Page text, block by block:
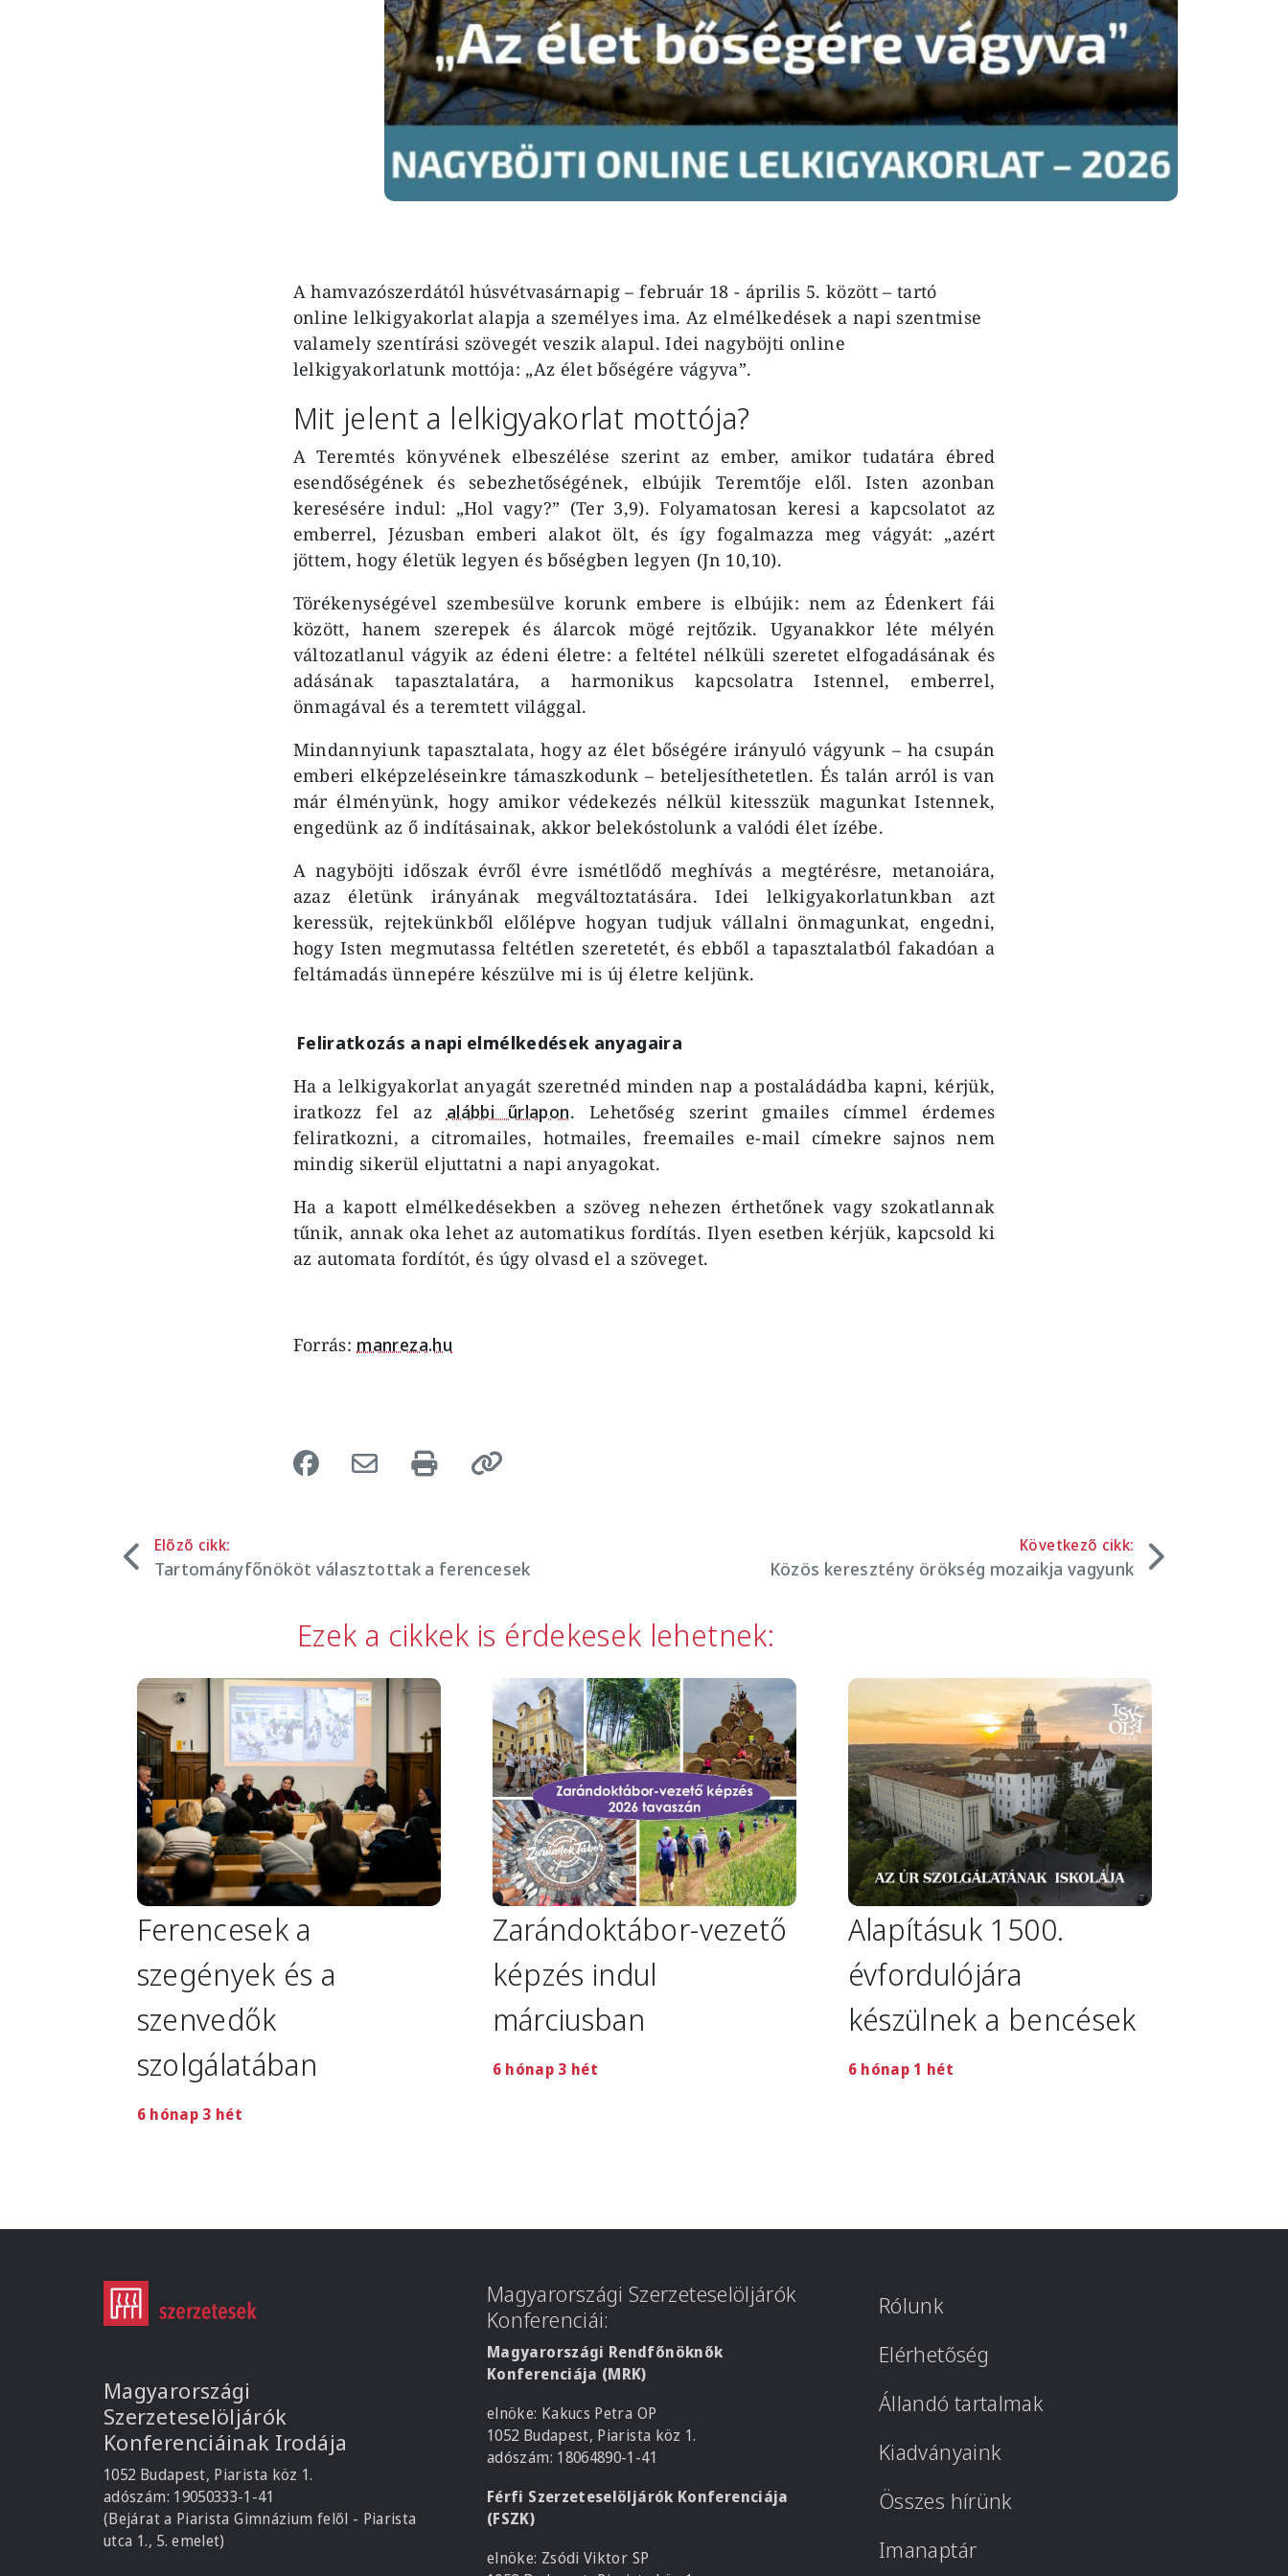
A hamvazószerdától húsvétvasárnapig – február 18 - április 5. között – tartó
online lelkigyakorlat alapja a személyes ima. Az elmélkedések a napi szentmise
valamely szentírási szövegét veszik alapul. Idei nagyböjti online
lelkigyakorlatunk mottója: „Az élet bőségére vágyva”.
Mit jelent a lelkigyakorlat mottója?
A Teremtés könyvének elbeszélése szerint az ember, amikor tudatára ébred
esendőségének és sebezhetőségének, elbújik Teremtője elől. Isten azonban
keresésére indul: „Hol vagy?” (Ter 3,9). Folyamatosan keresi a kapcsolatot az
emberrel, Jézusban emberi alakot ölt, és így fogalmazza meg vágyát: „azért
jöttem, hogy életük legyen és bőségben legyen (Jn 10,10).
Törékenységével szembesülve korunk embere is elbújik: nem az Édenkert fái
között, hanem szerepek és álarcok mögé rejtőzik. Ugyanakkor léte mélyén
változatlanul vágyik az édeni életre: a feltétel nélküli szeretet elfogadásának és
adásának tapasztalatára, a harmonikus kapcsolatra Istennel, emberrel,
önmagával és a teremtett világgal.
Mindannyiunk tapasztalata, hogy az élet bőségére irányuló vágyunk – ha csupán
emberi elképzeléseinkre támaszkodunk – beteljesíthetetlen. És talán arról is van
már élményünk, hogy amikor védekezés nélkül kitesszük magunkat Istennek,
engedünk az ő indításainak, akkor belekóstolunk a valódi élet ízébe.
A nagyböjti időszak évről évre ismétlődő meghívás a megtérésre, metanoiára,
azaz életünk irányának megváltoztatására. Idei lelkigyakorlatunkban azt
keressük, rejtekünkből előlépve hogyan tudjuk vállalni önmagunkat, engedni,
hogy Isten megmutassa feltétlen szeretetét, és ebből a tapasztalatból fakadóan a
feltámadás ünnepére készülve mi is új életre keljünk.
Feliratkozás a napi elmélkedések anyagaira
Ha a lelkigyakorlat anyagát szeretnéd minden nap a postaládádba kapni, kérjük,
iratkozz fel az alábbi űrlapon. Lehetőség szerint gmailes címmel érdemes
feliratkozni, a citromailes, hotmailes, freemailes e-mail címekre sajnos nem
mindig sikerül eljuttatni a napi anyagokat.
Ha a kapott elmélkedésekben a szöveg nehezen érthetőnek vagy szokatlannak
tűnik, annak oka lehet az automatikus fordítás. Ilyen esetben kérjük, kapcsold ki
az automata fordítót, és úgy olvasd el a szöveget.
Forrás: manreza.hu
Előző cikk:
Tartományfőnököt választottak a ferencesek
Következő cikk:
Közös keresztény örökség mozaikja vagyunk
Ezek a cikkek is érdekesek lehetnek:
Image
Ferencesek a
szegények és a
szenvedők
szolgálatában
6 hónap 3 hét
Image
Zarándoktábor-vezető
képzés indul
márciusban
6 hónap 3 hét
Image
Alapításuk 1500.
évfordulójára
készülnek a bencések
6 hónap 1 hét
Magyarországi
Szerzeteselöljárók
Konferenciáinak Irodája
1052 Budapest, Piarista köz 1.
adószám: 19050333-1-41
(Bejárat a Piarista Gimnázium felől - Piarista
utca 1., 5. emelet)
Magyarországi Szerzeteselöljárók
Konferenciái:
Magyarországi Rendfőnöknők
Konferenciája (MRK)
elnöke: Kakucs Petra OP
1052 Budapest, Piarista köz 1.
adószám: 18064890-1-41
Férfi Szerzeteselöljárók Konferenciája
(FSZK)
elnöke: Zsódi Viktor SP
Rólunk
Elérhetőség
Állandó tartalmak
Kiadványaink
Összes hírünk
Imanaptár